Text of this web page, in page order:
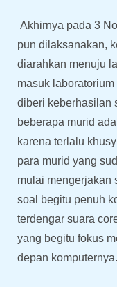
Akhirnya pada 3
pun dilaksanakan,
diarahkan menuju
masuk
diberi keberhasilan
beberapa murid
karena terlalu
para murid yang
mulai mengerjakan
soal begitu penuh
terdengar suara
yang begitu fokus
depan komputernya.